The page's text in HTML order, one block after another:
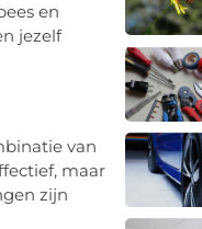
en
jezelf
van
maar
zijn